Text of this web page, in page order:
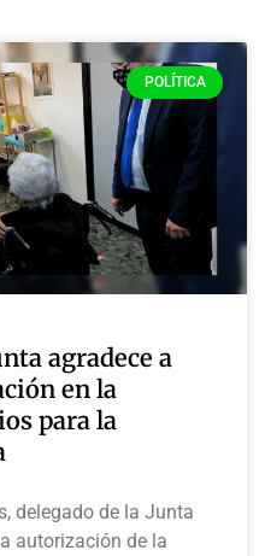
POLÍTICA
agradece a
en la
para la
delegado de la Junta
autorización de la